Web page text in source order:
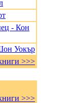
- Кон
Уокър
>>>
>>>